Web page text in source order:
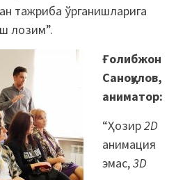
тажриба ўрганишларига
лозим”.
Ғолибжон
Саноқулов,
аниматор:
“Ҳозир2D
анимация
эмас,3D